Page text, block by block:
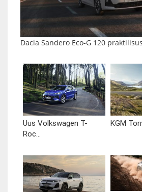
Dacia Sandero Eco-G 120
Uus Volkswagen T-
Roc...
KGM